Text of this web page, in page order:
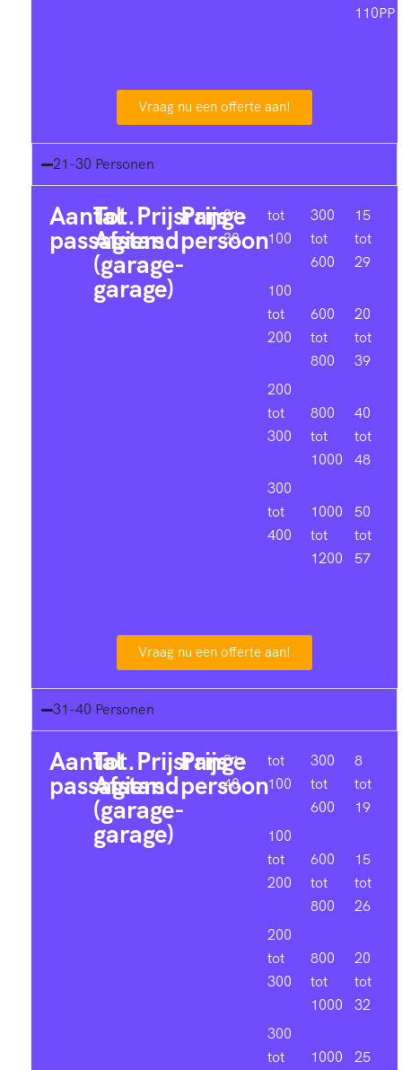
110PP
Vraag nu een offerte aan!
21-30 Personen
Aantal
passagiers
Tot.
Afstand
(garage-
garage)
Prijsrange
Prijs
persoon
21-
30
tot
100
100
tot
200
200
tot
300
300
tot
400
300
tot
600
600
tot
800
800
tot
1000
1000
tot
1200
15
tot
29
20
tot
39
40
tot
48
50
tot
57
Vraag nu een offerte aan!
31-40 Personen
Aantal
passagiers
Tot.
Afstand
(garage-
garage)
Prijsrange
Prijs
persoon
31-
40
tot
100
100
tot
200
200
tot
300
300
tot
300
tot
600
600
tot
800
800
tot
1000
1000
8
tot
19
15
tot
26
20
tot
32
25